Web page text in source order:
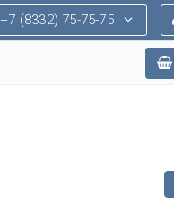
+7 (8332) 75-75-75